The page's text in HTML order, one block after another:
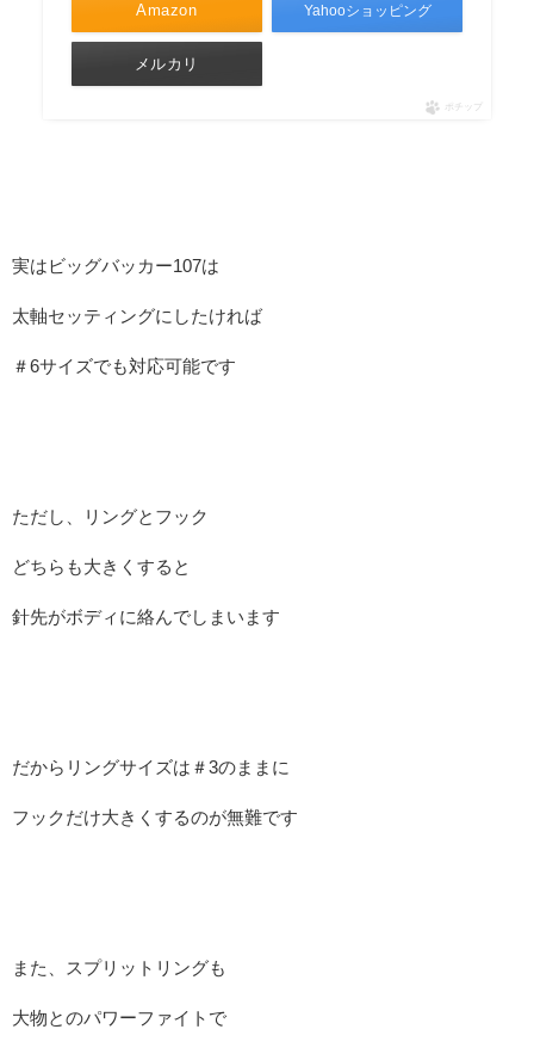
Amazon Yahooショッピング
メルカリ
ポチップ
実はビッグバッカー107は
太軸セッティングにしたければ
＃6サイズでも対応可能です
ただし、リングとフック
どちらも大きくすると
針先がボディに絡んでしまいます
だからリングサイズは＃3のままに
フックだけ大きくするのが無難です
また、スプリットリングも
大物とのパワーファイトで